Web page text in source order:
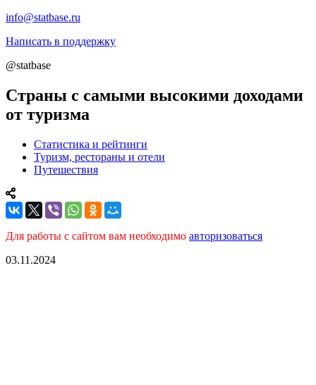
info@statbase.ru
Написать в поддержку
@statbase
Страны с самыми высокими доходами
от туризма
Статистика и рейтинги
Туризм, рестораны и отели
Путешествия
Для работы с сайтом вам необходимо авторизоваться
03.11.2024